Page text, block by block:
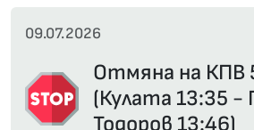
09.07.2026
Отмяна на КПВ
(Кулата 13:35 -
Тодоров 13:46)